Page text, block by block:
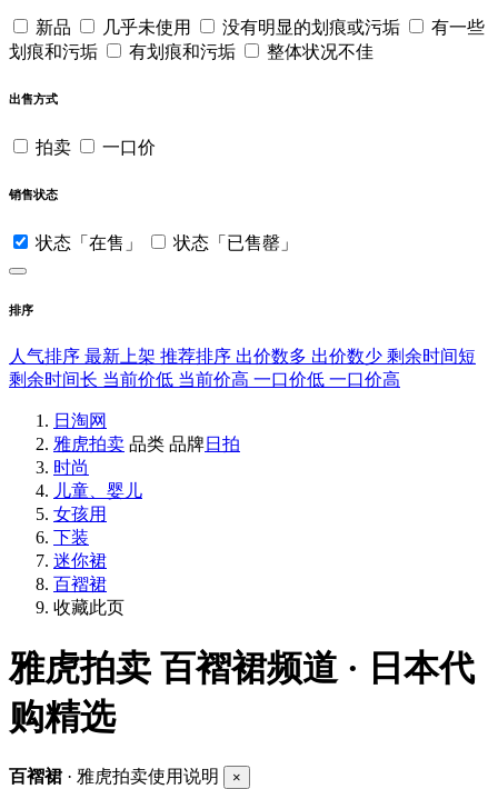
新品 几乎未使用 没有明显的划痕或污垢
有一些
划痕和污垢
有划痕和污垢 整体状况不佳
出售方式
拍卖 一口价
销售状态
状态「在售」 状态「已售罄」
排序
人气排序 最新上架 推荐排序 出价数多 出价数少 剩余时间短
剩余时间长 当前价低 当前价高 一口价低 一口价高
日淘网
雅虎拍卖 品类 品牌日拍
时尚
儿童、婴儿
女孩用
下装
迷你裙
百褶裙
收藏此页
雅虎拍卖 百褶裙频道 · 日本代
购精选
百褶裙· 雅虎拍卖使用说明 ×